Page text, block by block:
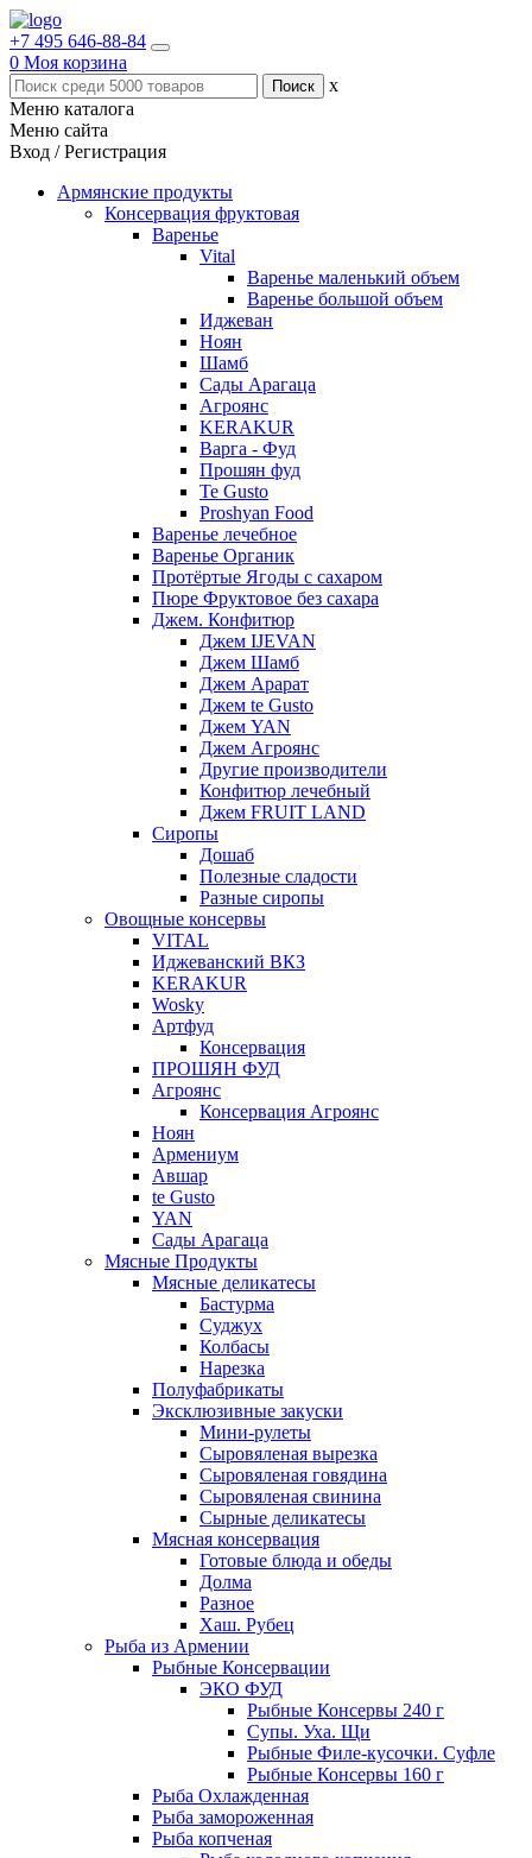
+7 495 646-88-84
0 Моя корзина
x
Меню каталога
Меню сайта
Вход / Регистрация
Армянские продукты
Консервация фруктовая
Варенье
Vital
Варенье маленький объем
Варенье большой объем
Иджеван
Ноян
Шамб
Сады Арагаца
Агроянс
KERAKUR
Варга - Фуд
Прошян фуд
Te Gusto
Proshyan Food
Варенье лечебное
Варенье Органик
Протёртые Ягоды с сахаром
Пюре Фруктовое без сахара
Джем. Конфитюр
Джем IJEVAN
Джем Шамб
Джем Арарат
Джем te Gusto
Джем YAN
Джем Агроянс
Другие производители
Конфитюр лечебный
Джем FRUIT LAND
Сиропы
Дошаб
Полезные сладости
Разные сиропы
Овощные консервы
VITAL
Иджеванский ВКЗ
KERAKUR
Wosky
Артфуд
Консервация
ПРОШЯН ФУД
Агроянс
Консервация Агроянс
Ноян
Армениум
Авшар
te Gusto
YAN
Сады Арагаца
Мясные Продукты
Мясные деликатесы
Бастурма
Суджух
Колбасы
Нарезка
Полуфабрикаты
Эксклюзивные закуски
Мини-рулеты
Сыровяленая вырезка
Сыровяленая говядина
Сыровяленая свинина
Сырные деликатесы
Мясная консервация
Готовые блюда и обеды
Долма
Разное
Хаш. Рубец
Рыба из Армении
Рыбные Консервации
ЭКО ФУД
Рыбные Консервы 240 г
Супы. Уха. Щи
Рыбные Филе-кусочки. Суфле
Рыбные Консервы 160 г
Рыба Охлажденная
Рыба замороженная
Рыба копченая